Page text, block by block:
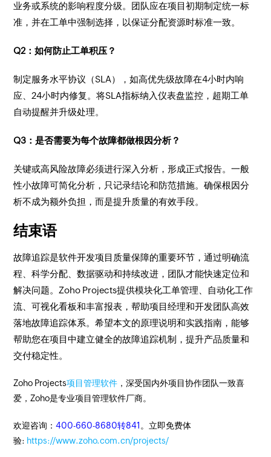
业务或系统的影响程度分级。团队应在项目初期制定统一标
准，并在工单中强制选择，以保证分配资源时标准一致。
Q2：如何防止工单积压？
制定服务水平协议（SLA），如高优先级故障在4小时内响
应、24小时内修复。将SLA指标纳入仪表盘监控，超期工单
自动提醒并升级处理。
Q3：是否需要为每个故障都做根因分析？
关键或高风险故障必须进行深入分析，形成正式报告。一般
性小故障可简化分析，只记录结论和防范措施。确保根因分
析不成为额外负担，而是提升质量的有效手段。
结束语
故障追踪是软件开发项目质量保障的重要环节，通过明确流
程、科学分配、数据驱动和持续改进，团队才能快速定位和
解决问题。Zoho Projects提供模块化工单管理、自动化工作
流、可视化看板和丰富报表，帮助项目经理和开发团队高效
落地故障追踪体系。希望本文的原理说明和实践指南，能够
帮助您在项目中建立健全的故障追踪机制，提升产品质量和
交付稳定性。
Zoho Projects项目管理软件 ，深受国内外项目协作团队一致喜
爱，Zoho是专业项目管理软件厂商。
欢迎咨询：400-660-8680转841 。立即免费体
验: https://www.zoho.com.cn/projects/